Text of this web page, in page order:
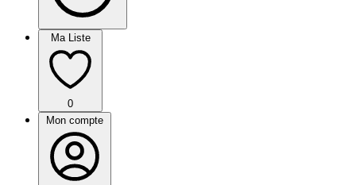
Ma Liste
0
Mon compte